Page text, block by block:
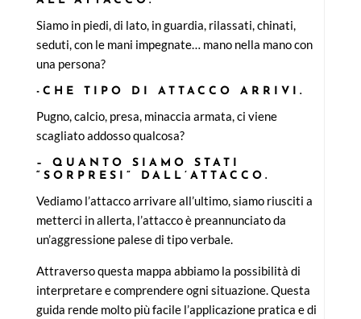
Siamo in piedi, di lato, in guardia, rilassati, chinati,
seduti, con le mani impegnate… mano nella mano con
una persona?
-CHE TIPO DI ATTACCO ARRIVI.
Pugno, calcio, presa, minaccia armata, ci viene
scagliato addosso qualcosa?
– QUANTO SIAMO STATI
“SORPRESI” DALL’ATTACCO.
Vediamo l’attacco arrivare all’ultimo, siamo riusciti a
metterci in allerta, l’attacco è preannunciato da
un’aggressione palese di tipo verbale.
Attraverso questa mappa abbiamo la possibilità di
interpretare e comprendere ogni situazione. Questa
guida rende molto più facile l’applicazione pratica e di